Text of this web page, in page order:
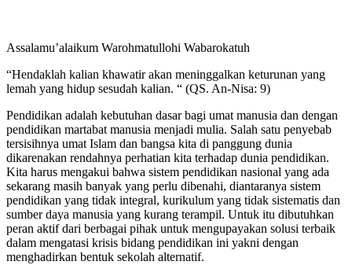
Assalamu’alaikum Warohmatullohi Wabarokatuh
“Hendaklah kalian khawatir akan meninggalkan keturunan yang
lemah yang hidup sesudah kalian. “ (QS. An-Nisa: 9)
Pendidikan adalah kebutuhan dasar bagi umat manusia dan dengan
pendidikan martabat manusia menjadi mulia. Salah satu penyebab
tersisihnya umat Islam dan bangsa kita di panggung dunia
dikarenakan rendahnya perhatian kita terhadap dunia pendidikan.
Kita harus mengakui bahwa sistem pendidikan nasional yang ada
sekarang masih banyak yang perlu dibenahi, diantaranya sistem
pendidikan yang tidak integral, kurikulum yang tidak sistematis dan
sumber daya manusia yang kurang terampil. Untuk itu dibutuhkan
peran aktif dari berbagai pihak untuk mengupayakan solusi terbaik
dalam mengatasi krisis bidang pendidikan ini yakni dengan
menghadirkan bentuk sekolah alternatif.